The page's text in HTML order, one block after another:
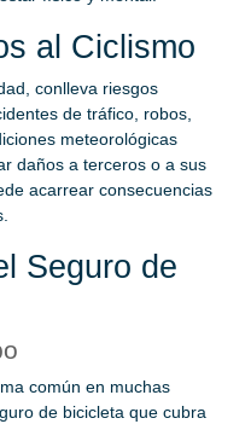
al Ciclismo
conlleva riesgos
de tráfico, robos,
meteorológicas
daños a terceros o a sus
acarrear consecuencias
Seguro de
común en muchas
de bicicleta que cubra